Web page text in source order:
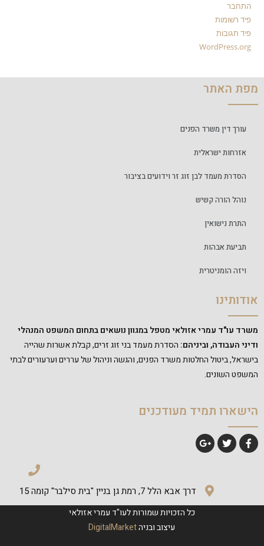
התחבר
פיד רשומות
פיד תגובות
WordPress.org
מפת האתר
עורך דין משרד הפנים
אזרחות ישראלית
הסדרת מעמד לבן זוג זר וידועים בציבור
נוהל הורה קשיש
התרת נישואין
תביעת אבהות
ויזה הומניטרית
אודותינו
משרד עו"ד עמרי אזולאי מטפל במגוון נושאים בתחום המשפט המנהלי
ודיני העבודה, וביניהם: הסדרת מעמד בני זוג זרים, קבלת אשרות שהייה
בישראל, ביטול החלטות משרד הפנים, והגשה וניהול של עררים וערעורים לבתי
המשפט השונים.
הישארו תמיד מעודכנים
דרך אבא הלל 7, רמת גן בניין "בית סילבר" קומה 15
כל הזכויות שמורות לעו"ד עמרי אזולאי
עיצוב ובניהDigitalMarket